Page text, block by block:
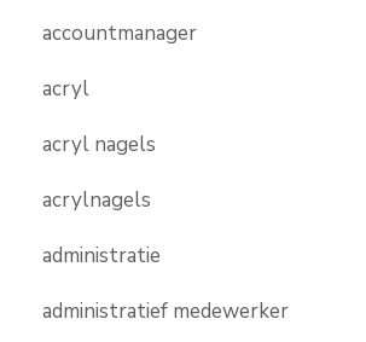
accountmanager
acryl
acryl nagels
acrylnagels
administratie
administratief medewerker